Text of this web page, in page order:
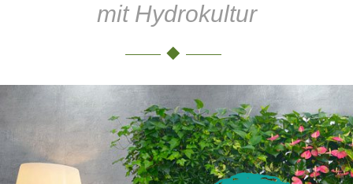
mit Hydrokultur